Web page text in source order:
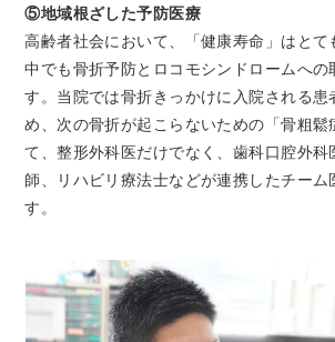
⑤地域根ざした予防医療
高齢者社会において、「健康寿命」はとて
中でも骨折予防とロコモシンドロームへの
す。当院では骨折きっかけに入院される患
め、次の骨折が起こらないための「骨粗鬆
て、整形外科医だけでなく、歯科口腔外科
師、リハビリ療法士などが連携したチーム
す。